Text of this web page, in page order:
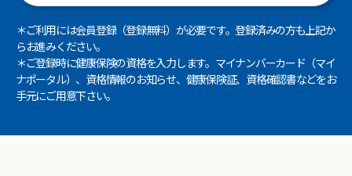
＊ご利用には会員登録（登録無料）が必要です。登録済みの方も上記か
らお進みください。
＊ご登録時に健康保険の資格を入力します。マイナンバーカード（マイ
ナポータル）、資格情報のお知らせ、健康保険証、資格確認書などをお
手元にご用意下さい。